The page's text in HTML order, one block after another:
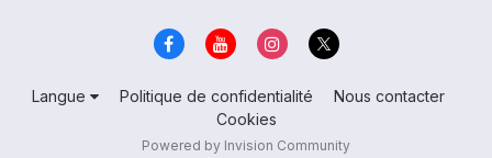
Langue Politique de confidentialité
Nous contacter
Cookies
Powered by Invision Community